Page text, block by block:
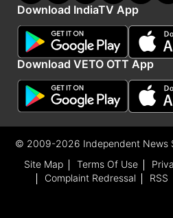
Download IndiaTV App
Download VETO OTT App
© 2009-2026 Independent News
Site Map
Terms Of Use
Complaint Redressal
RSS